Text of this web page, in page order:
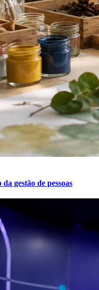
gestão de pessoas